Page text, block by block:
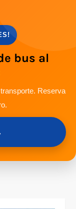
bus al
Reserva